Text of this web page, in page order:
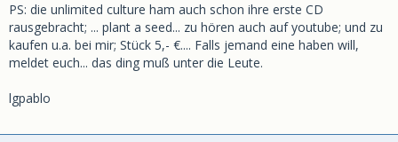
PS: die unlimited culture ham auch schon ihre erste CD
rausgebracht; ... plant a seed... zu hören auch auf youtube; und zu
kaufen u.a. bei mir; Stück 5,- €.... Falls jemand eine haben will,
meldet euch... das ding muß unter die Leute.
lgpablo